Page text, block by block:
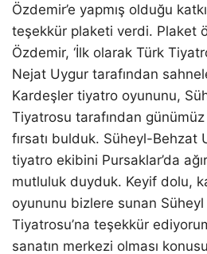
Özdemir’e yapmış olduğu
teşekkür plaketi verdi. Plaket
Özdemir, ‘İlk olarak Türk
Nejat Uygur tarafından
Kardeşler tiyatro oyununu,
Tiyatrosu tarafından
fırsatı bulduk. Süheyl-Behzat
tiyatro ekibini Pursaklar’da
mutluluk duyduk. Keyif dolu,
oyununu bizlere sunan
Tiyatrosu’na teşekkür
sanatın merkezi olması